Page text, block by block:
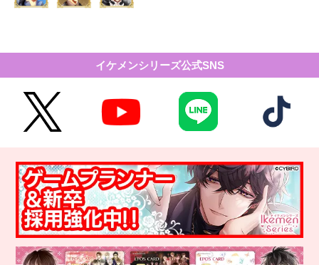
イケメンシリーズ公式SNS